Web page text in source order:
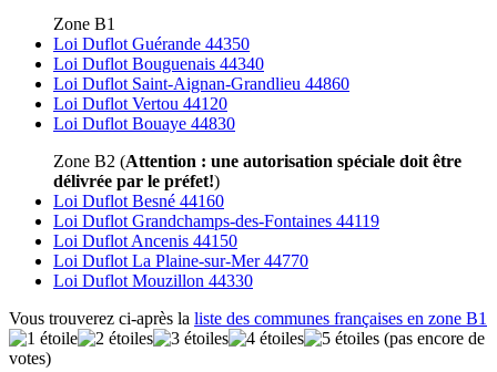
Zone B1
Loi Duflot Guérande 44350
Loi Duflot Bouguenais 44340
Loi Duflot Saint-Aignan-Grandlieu 44860
Loi Duflot Vertou 44120
Loi Duflot Bouaye 44830
Zone B2 (Attention : une autorisation spéciale doit être
délivrée par le préfet!)
Loi Duflot Besné 44160
Loi Duflot Grandchamps-des-Fontaines 44119
Loi Duflot Ancenis 44150
Loi Duflot La Plaine-sur-Mer 44770
Loi Duflot Mouzillon 44330
Vous trouverez ci-après la liste des communes françaises en zone B1
(pas encore de
votes)